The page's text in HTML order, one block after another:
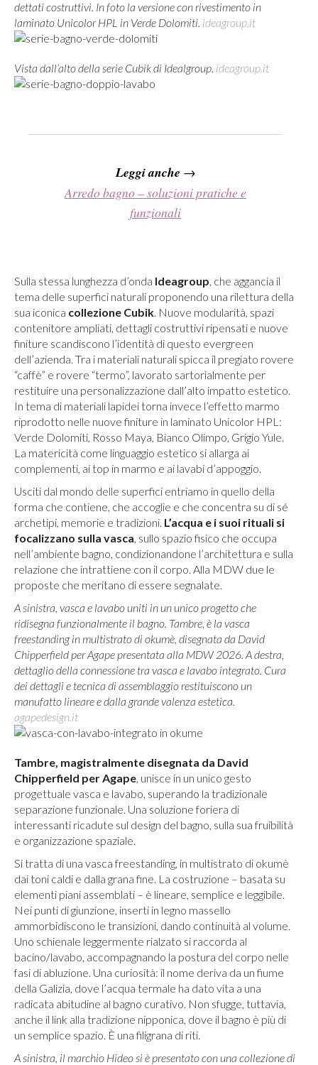
dettati costruttivi. In foto la versione con rivestimento in
laminato Unicolor HPL in Verde Dolomiti. ideagroup.it
Vista dall’alto della serie Cubik di Idealgroup. ideagroup.it
Leggi anche →
Arredo bagno – soluzioni pratiche e
funzionali
Sulla stessa lunghezza d’onda Ideagroup , che aggancia il
tema delle superfici naturali proponendo una rilettura della
sua iconica collezione Cubik . Nuove modularità, spazi
contenitore ampliati, dettagli costruttivi ripensati e nuove
finiture scandiscono l’identità di questo evergreen
dell’azienda. Tra i materiali naturali spicca il pregiato rovere
“caffè” e rovere “termo”, lavorato sartorialmente per
restituire una personalizzazione dall’alto impatto estetico.
In tema di materiali lapidei torna invece l’effetto marmo
riprodotto nelle nuove finiture in laminato Unicolor HPL:
Verde Dolomiti, Rosso Maya, Bianco Olimpo, Grigio Yule.
La matericità come linguaggio estetico si allarga ai
complementi, ai top in marmo e ai lavabi d’appoggio.
Usciti dal mondo delle superfici entriamo in quello della
forma che contiene, che accoglie e che concentra su di sé
archetipi, memorie e tradizioni. L’acqua e i suoi rituali si
focalizzano sulla vasca , sullo spazio fisico che occupa
nell’ambiente bagno, condizionandone l’architettura e sulla
relazione che intrattiene con il corpo. Alla MDW due le
proposte che meritano di essere segnalate.
A sinistra, vasca e lavabo uniti in un unico progetto che
ridisegna funzionalmente il bagno. Tambre, è la vasca
freestanding in multistrato di okumè, disegnata da David
Chipperfield per Agape presentata alla MDW 2026. A destra,
dettaglio della connessione tra vasca e lavabo integrato. Cura
dei dettagli e tecnica di assemblaggio restituiscono un
manufatto lineare e dalla grande valenza estetica.
agapedesign.it
Tambre, magistralmente disegnata da David
Chipperfield per Agape , unisce in un unico gesto
progettuale vasca e lavabo, superando la tradizionale
separazione funzionale. Una soluzione foriera di
interessanti ricadute sul design del bagno, sulla sua fruibilità
e organizzazione spaziale.
Si tratta di una vasca freestanding, in multistrato di okumè
dai toni caldi e dalla grana fine. La costruzione – basata su
elementi piani assemblati – è lineare, semplice e leggibile.
Nei punti di giunzione, inserti in legno massello
ammorbidiscono le transizioni, dando continuità al volume.
Uno schienale leggermente rialzato si raccorda al
bacino/lavabo, accompagnando la postura del corpo nelle
fasi di abluzione. Una curiosità: il nome deriva da un fiume
della Galizia, dove l’acqua termale ha dato vita a una
radicata abitudine al bagno curativo. Non sfugge, tuttavia,
anche il link alla tradizione nipponica, dove il bagno è più di
un semplice spazio. È una filigrana di riti.
A sinistra, il marchio Hideo si è presentato con una collezione di